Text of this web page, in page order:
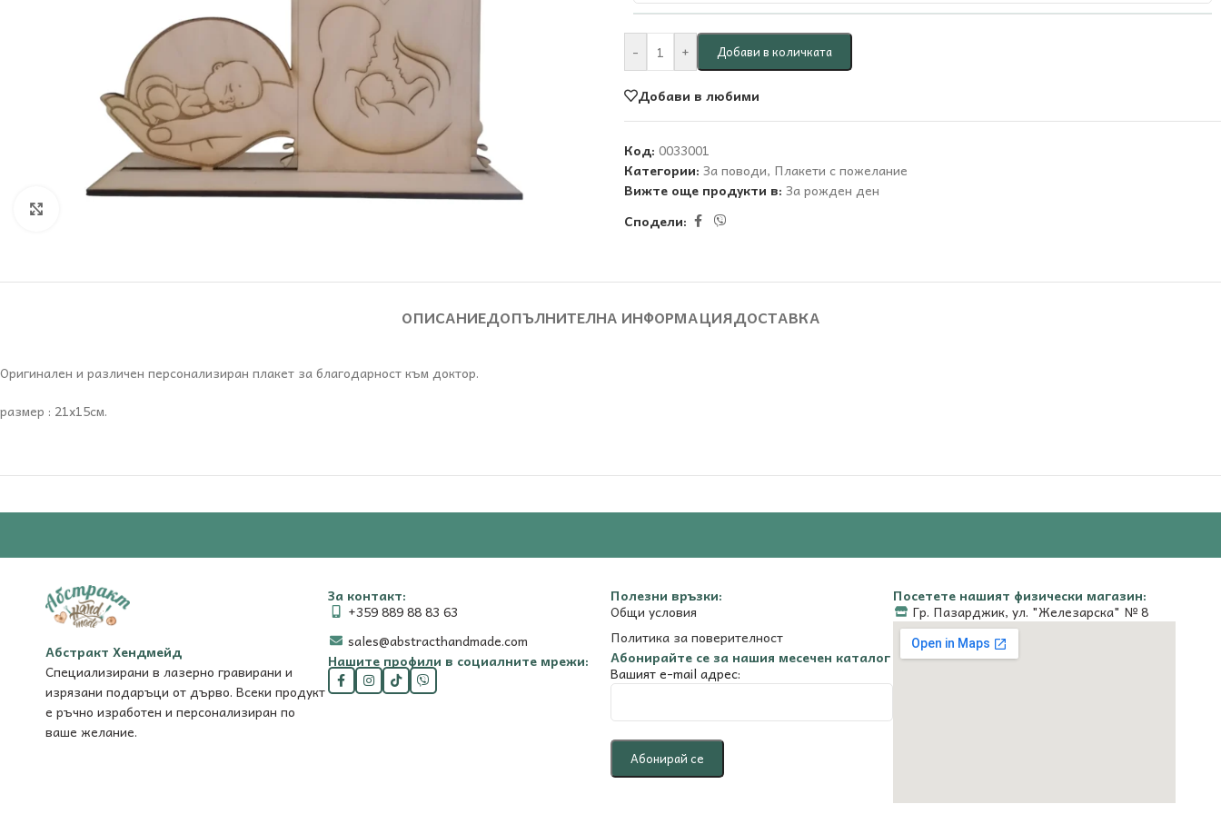
- + Добави в количката
Добави в любими
Код: 0033001
Категории: За поводи, Плакети с пожелание
Вижте още продукти в: За рожден ден
Сподели:
ОПИСАНИЕДОПЪЛНИТЕЛНА ИНФОРМАЦИЯДОСТАВКА
Оригинален и различен персонализиран плакет за благодарност към доктор.
размер : 21х15см.
Абстракт Хендмейд
Специализирани в лазерно гравирани и
изрязани подаръци от дърво. Всеки продукт
е ръчно изработен и персонализиран по
ваше желание.
За контакт:
+359 889 88 83 63
sales@abstracthandmade.com
Нашите профили в социалните мрежи:
Полезни връзки:
Общи условия
Политика за поверителност
Абонирайте се за нашия месечен каталог
Вашият e-mail адрес:
Посетете нашият физически магазин:
Гр. Пазарджик, ул. "Железарска" № 8